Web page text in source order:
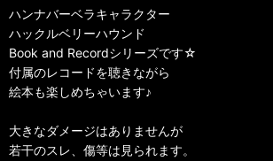
ハンナバーベラキャラクター
ハックルベリーハウンド
Book and Recordシリーズです☆
付属のレコードを聴きながら
絵本も楽しめちゃいます♪
大きなダメージはありませんが
若干のスレ、傷等は見られます。